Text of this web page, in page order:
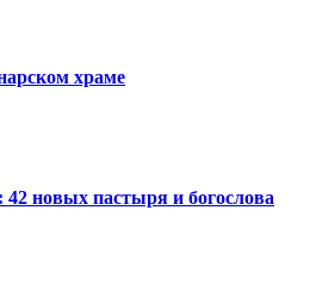
храме
новых пастыря и богослова